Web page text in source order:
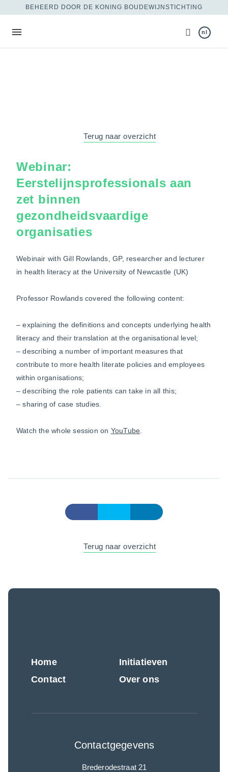
BEHEERD DOOR DE KONING BOUDEWIJNSTICHTING
nl
Terug naar overzicht
Webinar:
Eerstelijnsprofessionals aan
zet binnen
gezondheidsvaardige
organisaties
Webinair with Gill Rowlands, GP, researcher and lecturer
in health literacy at the University of Newcastle (UK)
Professor Rowlands covered the following content:
– explaining the definitions and concepts underlying health
literacy and their translation at the organisational level;
– describing a number of important measures that
contribute to more health literate policies and employees
within organisations;
– describing the role patients can take in all this;
– sharing of case studies.
Watch the whole session on YouTube
Terug naar overzicht
Home
Contact
Initiatieven
Over ons
Contactgegevens
Brederodestraat 21